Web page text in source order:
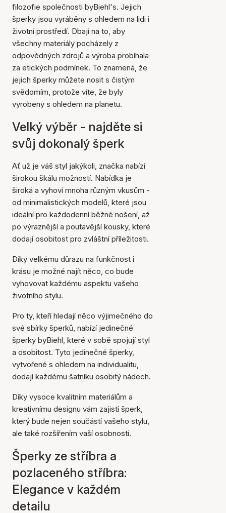
filozofie společnosti byBiehl's. Jejich
šperky jsou vyráběny s ohledem na lidi i
životní prostředí. Dbají na to, aby
všechny materiály pocházely z
odpovědných zdrojů a výroba probíhala
za etických podmínek. To znamená, že
jejich šperky můžete nosit s čistým
svědomím, protože víte, že byly
vyrobeny s ohledem na planetu.
Velký výběr - najděte si
svůj dokonalý šperk
Ať už je váš styl jakýkoli, značka nabízí
širokou škálu možností. Nabídka je
široká a vyhoví mnoha různým vkusům -
od minimalistických modelů, které jsou
ideální pro každodenní běžné nošení, až
po výraznější a poutavější kousky, které
dodají osobitost pro zvláštní příležitosti.
Díky velkému důrazu na funkčnost i
krásu je možné najít něco, co bude
vyhovovat každému aspektu vašeho
životního stylu.
Pro ty, kteří hledají něco výjimečného do
své sbírky šperků, nabízí jedinečné
šperky byBiehl, které v sobě spojují styl
a osobitost. Tyto jedinečné šperky,
vytvořené s ohledem na individualitu,
dodají každému šatníku osobitý nádech.
Díky vysoce kvalitním materiálům a
kreativnímu designu vám zajistí šperk,
který bude nejen součástí vašeho stylu,
ale také rozšířením vaší osobnosti.
Šperky ze stříbra a
pozlaceného stříbra:
Elegance v každém
detailu